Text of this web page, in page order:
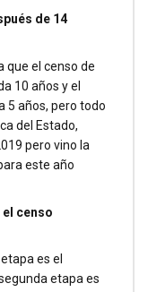
de 14
que el censo de
10 años y el
5 años, pero todo
del Estado,
pero vino la
este año
censo
es el
etapa es